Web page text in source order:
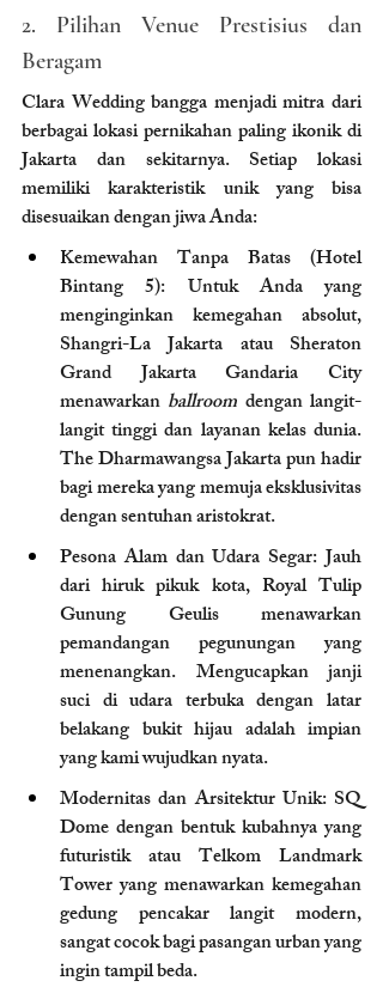
2. Pilihan Venue Prestisius dan
Beragam
Clara Wedding bangga menjadi mitra dari
berbagai lokasi pernikahan paling ikonik di
Jakarta dan sekitarnya. Setiap lokasi
memiliki karakteristik unik yang bisa
disesuaikan dengan jiwa Anda:
Kemewahan Tanpa Batas (Hotel
Bintang 5): Untuk Anda yang
menginginkan kemegahan absolut,
Shangri-La Jakarta atau Sheraton
Grand Jakarta Gandaria City
menawarkan ballroom dengan langit-
langit tinggi dan layanan kelas dunia.
The Dharmawangsa Jakarta pun hadir
bagi mereka yang memuja eksklusivitas
dengan sentuhan aristokrat.
Pesona Alam dan Udara Segar: Jauh
dari hiruk pikuk kota, Royal Tulip
Gunung Geulis menawarkan
pemandangan pegunungan yang
menenangkan. Mengucapkan janji
suci di udara terbuka dengan latar
belakang bukit hijau adalah impian
yang kami wujudkan nyata.
Modernitas dan Arsitektur Unik: SQ
Dome dengan bentuk kubahnya yang
futuristik atau Telkom Landmark
Tower yang menawarkan kemegahan
gedung pencakar langit modern,
sangat cocok bagi pasangan urban yang
ingin tampil beda.